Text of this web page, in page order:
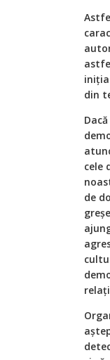
din
cele
de